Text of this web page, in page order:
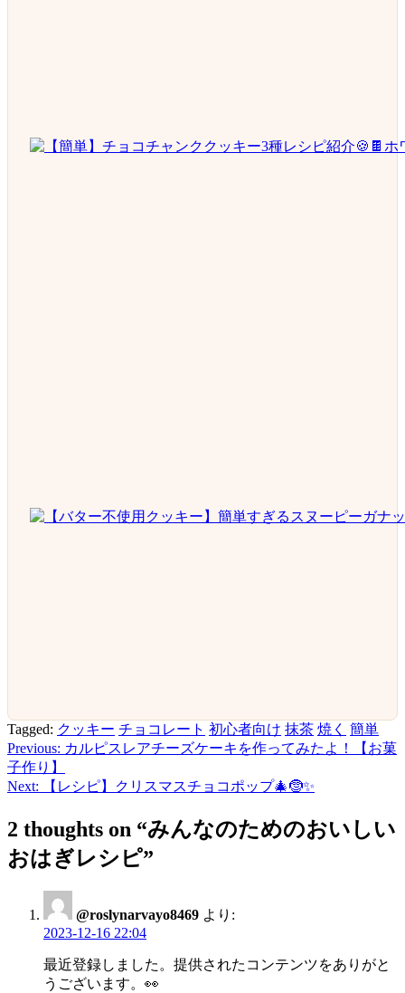
Tagged: クッキー チョコレート 初心者向け 抹茶 焼く 簡単
投
稿
ビ
ゲ
Previous: カルピスレアチーズケーキを作ってみたよ！【お菓
子作り】
Next:
【レシピ】クリスマスチョコポップ🎄🤶✨
2 thoughts on “みんなのためのおいしい
おはぎレシピ”
@roslynarvayo8469 より:
2023-12-16 22:04
最近登録しました。提供されたコンテンツをありがと
うございます。👀